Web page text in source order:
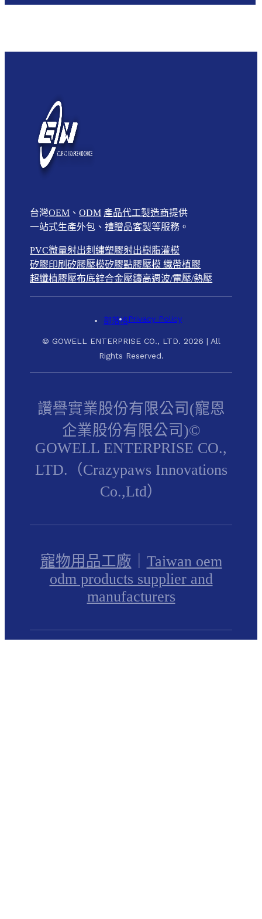
台灣OEM 、ODM 產品代工製造商提供
一站式生產外包、禮贈品客製等服務。
PVC微量射出刺繡塑膠射出樹脂灌模
矽膠印刷矽膠壓模矽膠點膠壓模 織帶植膠
超纖植膠壓布底鋅合金壓鑄高週波/電壓/熱壓
© GOWELL ENTERPRISE CO., LTD. 2026 | All
Rights Reserved.
部落格Privacy Policy
讚譽實業股份有限公司(寵恩
企業股份有限公司)©
GOWELL ENTERPRISE CO.,
LTD.（Crazypaws Innovations
Co.,Ltd）
寵物用品工廠
Taiwan oem
odm products supplier and
manufacturers